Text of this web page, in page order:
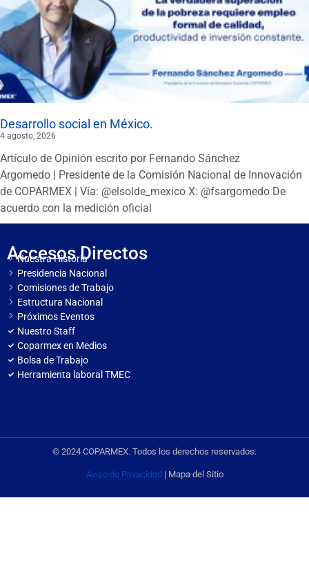
Desarrollo social en México.
4 agosto, 2026
Artículo de Opinión escrito por Fernando Sánchez
Argomedo | Presidente de la Comisión Nacional de Innovación
de COPARMEX | Vía: @elsolde_mexico X: @fsargomedo De
acuerdo con la medición oficial
Accesos Directos
Nuestra Historia
Presidencia Nacional
Comisiones de Trabajo
Estructura Nacional
Próximos Eventos
Nuestro Staff
Coparmex en Medios
Bolsa de Trabajo
Herramienta laboral TMEC
© 2024 COPARMEX. Todos los derechos reservados.
Aviso de Privacidad | Mapa del Sitio